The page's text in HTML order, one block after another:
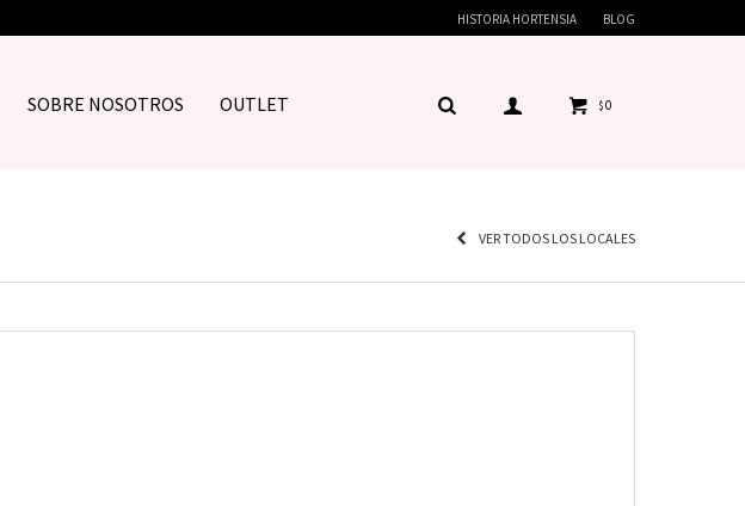
SOBRE NOSOTROS OUTLET $0
HISTORIA HORTENSIA BLOG
VER TODOS LOS LOCALES